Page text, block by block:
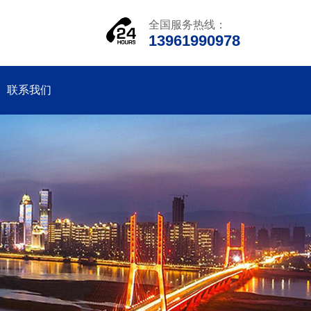
全国服务热线：
13961990978
联系我们